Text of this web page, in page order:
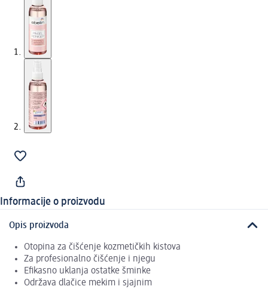
Informacije o proizvodu
Opis proizvoda
Otopina za čišćenje kozmetičkih kistova
Za profesionalno čišćenje i njegu
Efikasno uklanja ostatke šminke
Održava dlačice mekim i sjajnim